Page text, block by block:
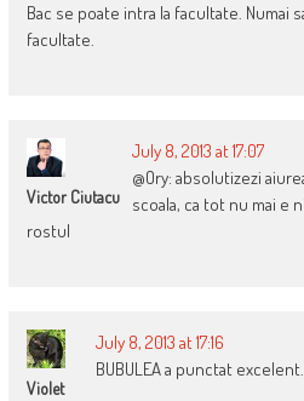
Bac se poate intra la facultate. Numai
facultate.
Victor Ciutacu
July 8, 2013 at 17:07
@Ory: absolutizezi
scoala, ca tot nu mai e
rostul
Violet
July 8, 2013 at 17:16
BUBULEA a punctat excelent.